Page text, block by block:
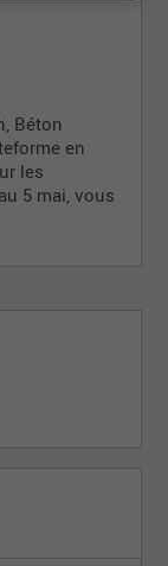
Béton
en
les
5 mai, vous